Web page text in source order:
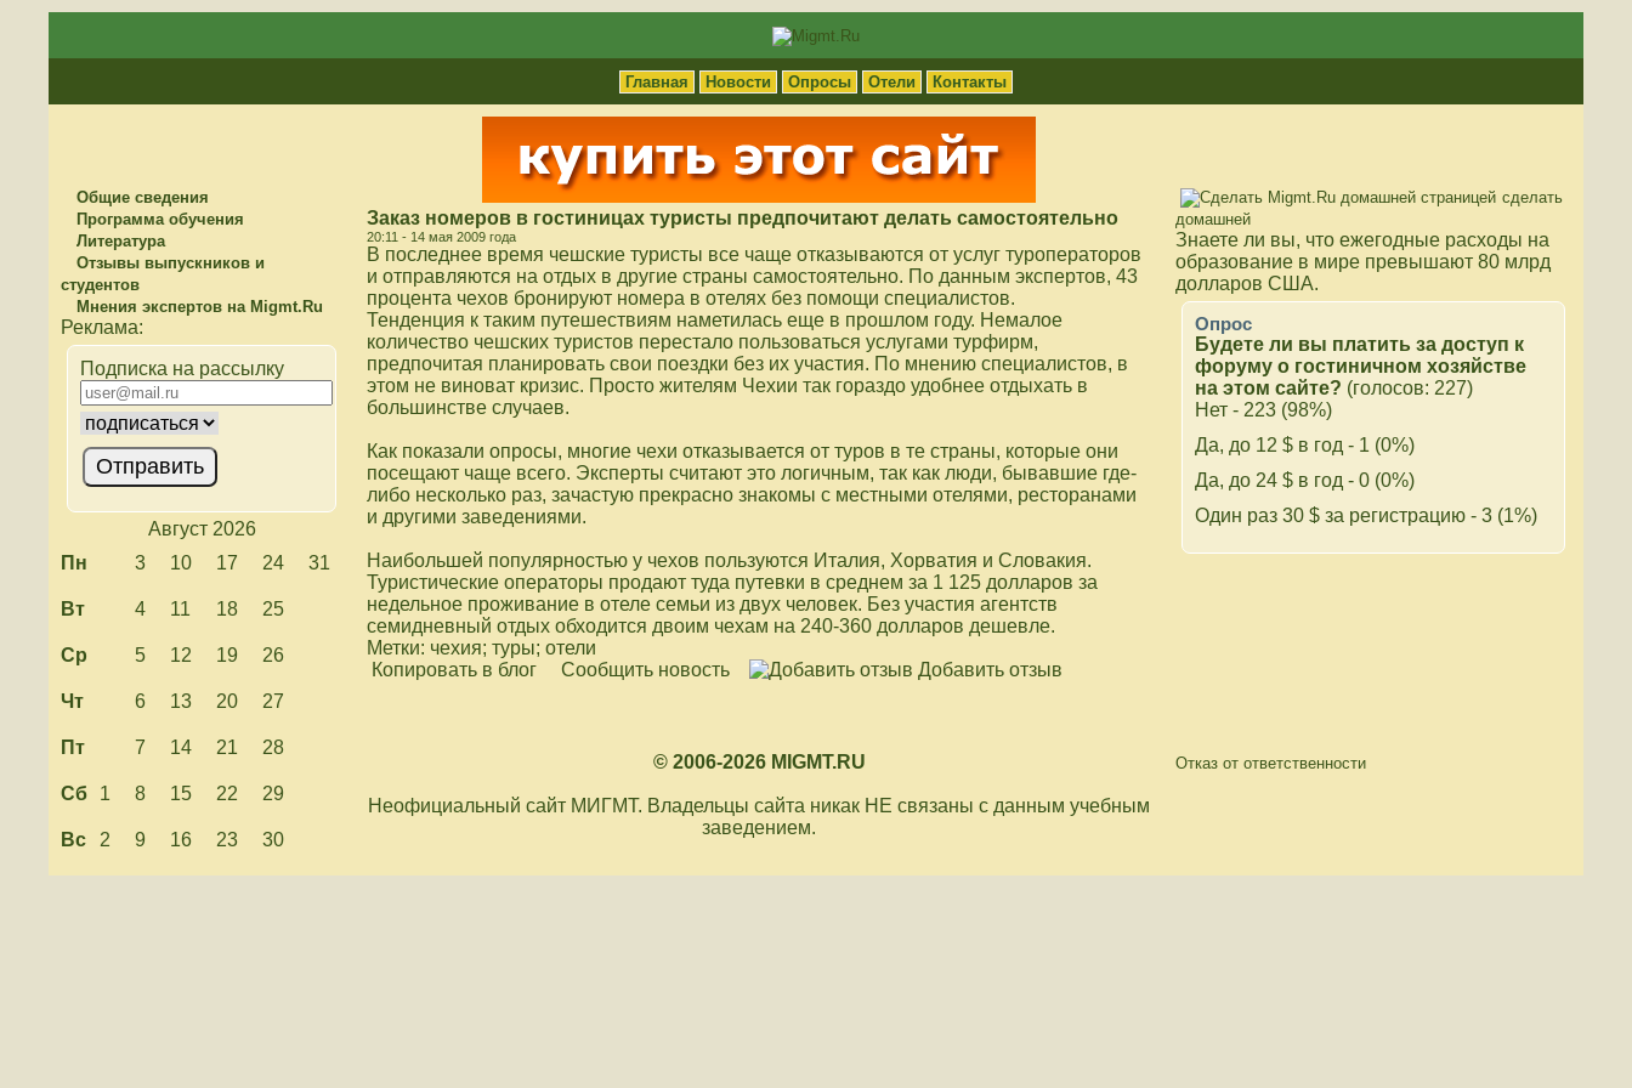
Главная Новости Опросы Отели Контакты
Общие сведения
Программа обучения
Литература
Отзывы выпускников и
студентов
Мнения экспертов на Migmt.Ru
Подписка на рассылку
Август 2026
Пн
3 10 17 24 31
Вт 4 11 18 25
Ср 5 12 19 26
Чт 6 13 20 27
Пт 7 14 21 28
Сб 1 8 15 22 29
Вс 2 9 16 23 30
Заказ номеров в гостиницах туристы предпочитают делать самостоятельно
20:11 - 14 мая 2009 года
В последнее время чешские туристы все чаще отказываются от услуг туроператоров
и отправляются на отдых в другие страны самостоятельно. По данным экспертов, 43
процента чехов бронируют номера в отелях без помощи специалистов.
Тенденция к таким путешествиям наметилась еще в прошлом году. Немалое
количество чешских туристов перестало пользоваться услугами турфирм,
предпочитая планировать свои поездки без их участия. По мнению специалистов, в
этом не виноват кризис. Просто жителям Чехии так гораздо удобнее отдыхать в
большинстве случаев.
Как показали опросы, многие чехи отказывается от туров в те страны, которые они
посещают чаще всего. Эксперты считают это логичным, так как люди, бывавшие где-
либо несколько раз, зачастую прекрасно знакомы с местными отелями, ресторанами
и другими заведениями.
Наибольшей популярностью у чехов пользуются Италия, Хорватия и Словакия.
Туристические операторы продают туда путевки в среднем за 1 125 долларов за
недельное проживание в отеле семьи из двух человек. Без участия агентств
семидневный отдых обходится двоим чехам на 240-360 долларов дешевле.
Метки: чехия; туры; отели
Копировать в блог
Сообщить новость Добавить отзыв
сделать
домашней
Знаете ли вы, что ежегодные расходы на
образование в мире превышают 80 млрд
долларов США.
Опрос
Будете ли вы платить за доступ к
форуму о гостиничном хозяйстве
на этом сайте? (голосов: 227)
Нет - 223 (98%)
Да, до 12 $ в год - 1 (0%)
Да, до 24 $ в год - 0 (0%)
Один раз 30 $ за регистрацию - 3 (1%)
© 2006-2026 MIGMT.RU
Неофициальный сайт МИГМТ. Владельцы сайта никак НЕ связаны с данным учебным
заведением.
Отказ от ответственности